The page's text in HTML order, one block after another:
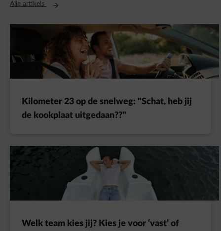
Alle artikels Opent in een nieuw tabblad
Kilometer 23 op de snelweg: "Schat, heb jij
de kookplaat uitgedaan??"
Welk team kies jij? Kies je voor ‘vast’ of